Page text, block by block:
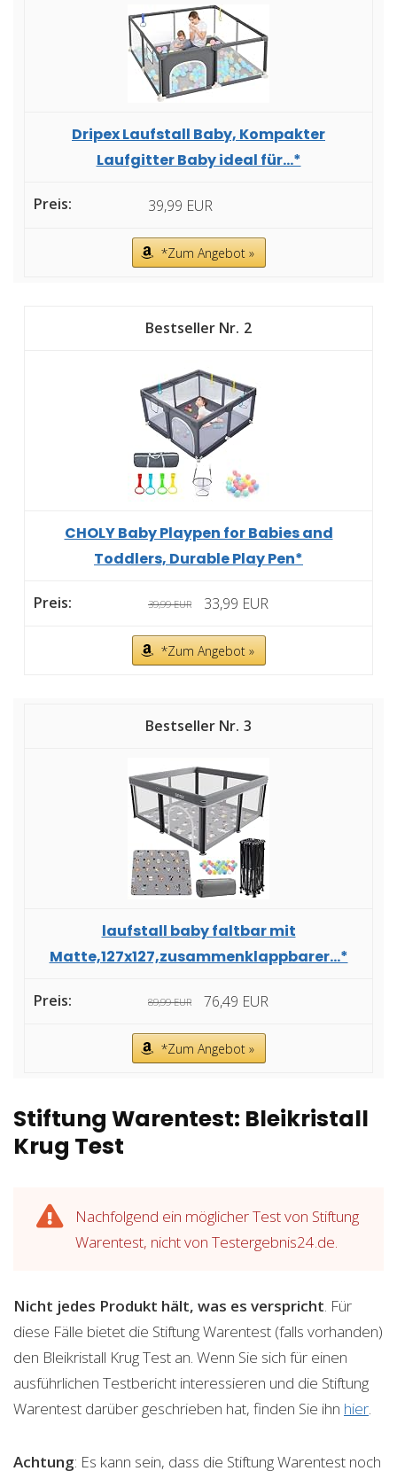
Dripex Laufstall Baby, Kompakter
Laufgitter Baby ideal für...*
39,99 EUR
*Zum Angebot »
2
CHOLY Baby Playpen for Babies and
Toddlers, Durable Play Pen*
39,99 EUR 33,99 EUR
*Zum Angebot »
3
laufstall baby faltbar mit
Matte,127x127,zusammenklappbarer...*
89,99 EUR 76,49 EUR
*Zum Angebot »
Stiftung Warentest: Bleikristall
Krug Test
Nachfolgend ein möglicher Test von Stiftung
Warentest, nicht von Testergebnis24.de.
Nicht jedes Produkt hält, was es verspricht. Für
diese Fälle bietet die Stiftung Warentest (falls vorhanden)
den Bleikristall Krug Test an. Wenn Sie sich für einen
ausführlichen Testbericht interessieren und die Stiftung
Warentest darüber geschrieben hat, finden Sie ihn hier.
Achtung: Es kann sein, dass die Stiftung Warentest noch